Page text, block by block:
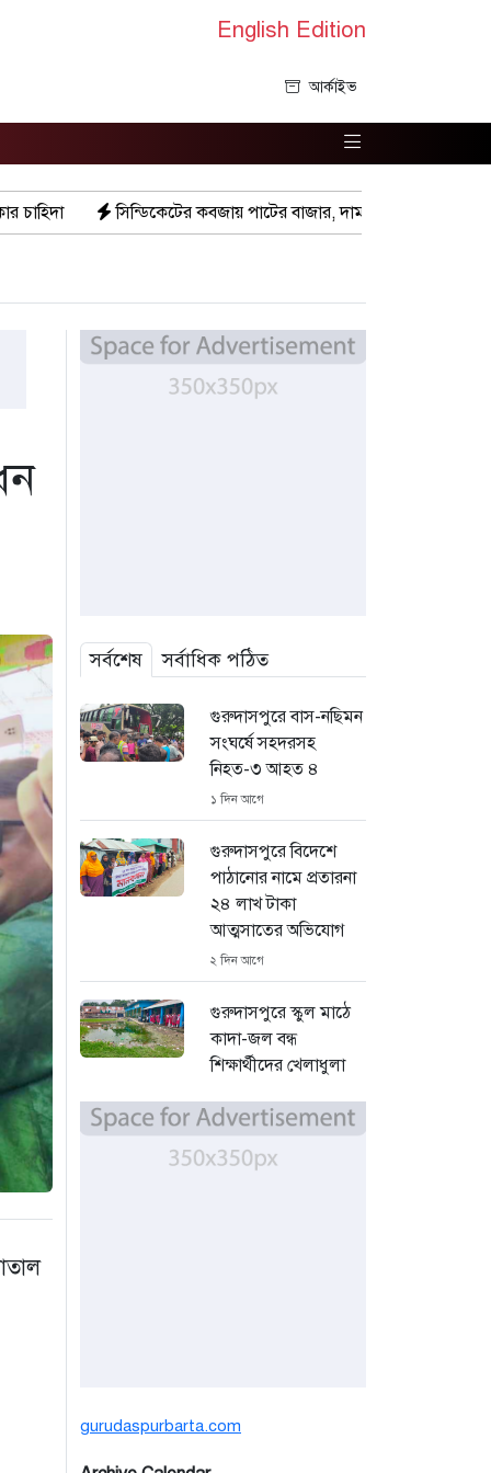
English Edition
আর্কাইভ
কবজায় পাটের বাজার, দাম বিপর্যয়ে চাষীদের ক্ষোভ
সর্বশেষ সর্বাধিক পঠিত
গুরুদাসপুরে বাস-নছিমন
সংঘর্ষে সহদরসহ
নিহত-৩ আহত ৪
১ দিন আগে
গুরুদাসপুরে বিদেশে
পাঠানোর নামে প্রতারনা
২৪ লাখ টাকা
আত্মসাতের অভিযোগ
২ দিন আগে
গুরুদাসপুরে স্কুল মাঠে
কাদা-জল বন্ধ
শিক্ষার্থীদের খেলাধুলা
৩ দিন আগে
বর্ষার পানিতে টইটুম্বুর
gurudaspurbarta.com